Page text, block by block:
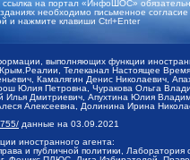
ссылка на портал «ИнфоШОС»
необходимо письменное
и нажмите клавиши Ctrl+Enter
выполняющих функции
Телеканал Настоящее
Камалягин Денис Николаевич,
Юлия Петровна, Чуракова Ольга
Дмитриевич, Апухтина Юлия
Алексеевна, Долинина Ирина
данные на 03.09.2021
иностранного агента:
и публичной политики,